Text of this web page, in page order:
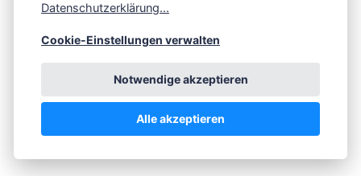
VORHERIGER ARTIKEL
Diese Woche in KDE:
Discover entdeckt neues
Design
NÄCHSTER ARTIKEL
KDE: Video-Interview mit
Aleix Pol i Gonzàlez
Datenschutzerklärung...
Cookie-Einstellungen verwalten
Notwendige akzeptieren
Alle akzeptieren